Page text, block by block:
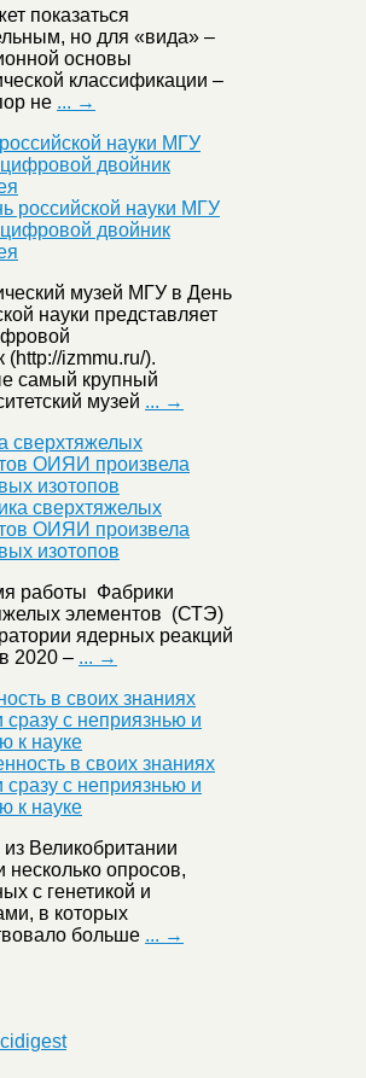
показаться
но для «вида» –
основы
классификации –
не ... →
науки МГУ
двойник
музей МГУ в День
науки представляет
(http://izmmu.ru/).
самый крупный
музей ... →
сверхтяжелых
ОИЯИ произвела
изотопов
работы Фабрики
элементов (СТЭ)
ядерных реакций
2020 – ... →
в своих знаниях
сразу с неприязнью и
к науке
Великобритании
несколько опросов,
с генетикой и
в которых
больше ... →